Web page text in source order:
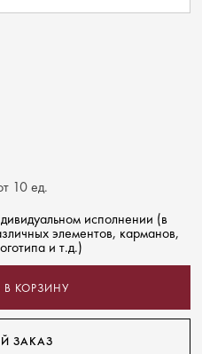
10 ед.
исполнении (в
элементов, карманов,
и т.д.)
КОРЗИНУ
ЗАКАЗ